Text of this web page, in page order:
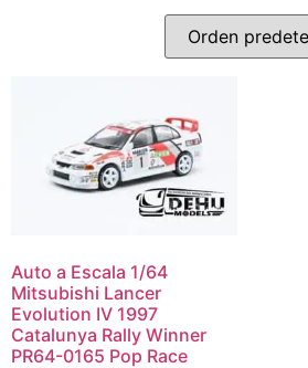
Auto a Escala 1/64
Mitsubishi Lancer
Evolution IV 1997
Catalunya Rally Winner
PR64-0165 Pop Race